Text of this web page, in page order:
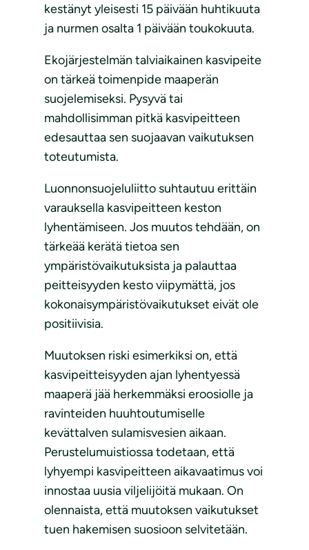
kestänyt yleisesti 15 päivään huhtikuuta
ja nurmen osalta 1 päivään toukokuuta.
Ekojärjestelmän talviaikainen kasvipeite
on tärkeä toimenpide maaperän
suojelemiseksi. Pysyvä tai
mahdollisimman pitkä kasvipeitteen
edesauttaa sen suojaavan vaikutuksen
toteutumista.
Luonnonsuojeluliitto suhtautuu erittäin
varauksella kasvipeitteen keston
lyhentämiseen. Jos muutos tehdään, on
tärkeää kerätä tietoa sen
ympäristövaikutuksista ja palauttaa
peitteisyyden kesto viipymättä, jos
kokonaisympäristövaikutukset eivät ole
positiivisia.
Muutoksen riski esimerkiksi on, että
kasvipeitteisyyden ajan lyhentyessä
maaperä jää herkemmäksi eroosiolle ja
ravinteiden huuhtoutumiselle
kevättalven sulamisvesien aikaan.
Perustelumuistiossa todetaan, että
lyhyempi kasvipeitteen aikavaatimus voi
innostaa uusia viljelijöitä mukaan. On
olennaista, että muutoksen vaikutukset
tuen hakemisen suosioon selvitetään.